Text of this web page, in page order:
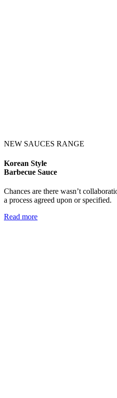
NEW SAUCES RANGE
Korean Style
Barbecue Sauce
Chances are there wasn’t
a process agreed upon or specified.
Read more